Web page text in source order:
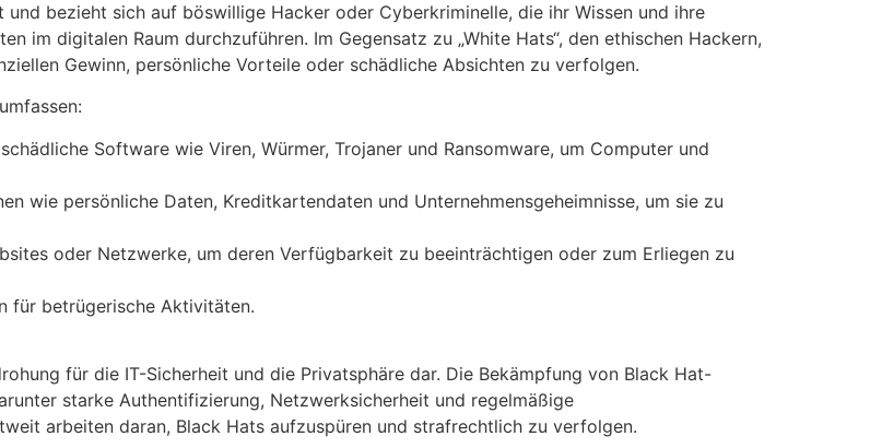
bezieht sich auf böswillige Hacker oder Cyberkriminelle, die ihr Wissen und ihre
im digitalen Raum durchzuführen. Im Gegensatz zu „White Hats“, den ethischen Hackern,
Gewinn, persönliche Vorteile oder schädliche Absichten zu verfolgen.
Software wie Viren, Würmer, Trojaner und Ransomware, um Computer und
wie persönliche Daten, Kreditkartendaten und Unternehmensgeheimnisse, um sie zu
oder Netzwerke, um deren Verfügbarkeit zu beeinträchtigen oder zum Erliegen zu
für betrügerische Aktivitäten.
für die IT-Sicherheit und die Privatsphäre dar. Die Bekämpfung von Black Hat-
starke Authentifizierung, Netzwerksicherheit und regelmäßige
arbeiten daran, Black Hats aufzuspüren und strafrechtlich zu verfolgen.